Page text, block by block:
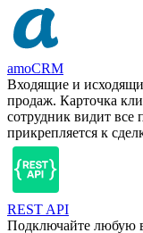
amoCRM
Входящие и
продаж. Карточка
сотрудник видит
прикрепляется к
REST API
Подключайте любую